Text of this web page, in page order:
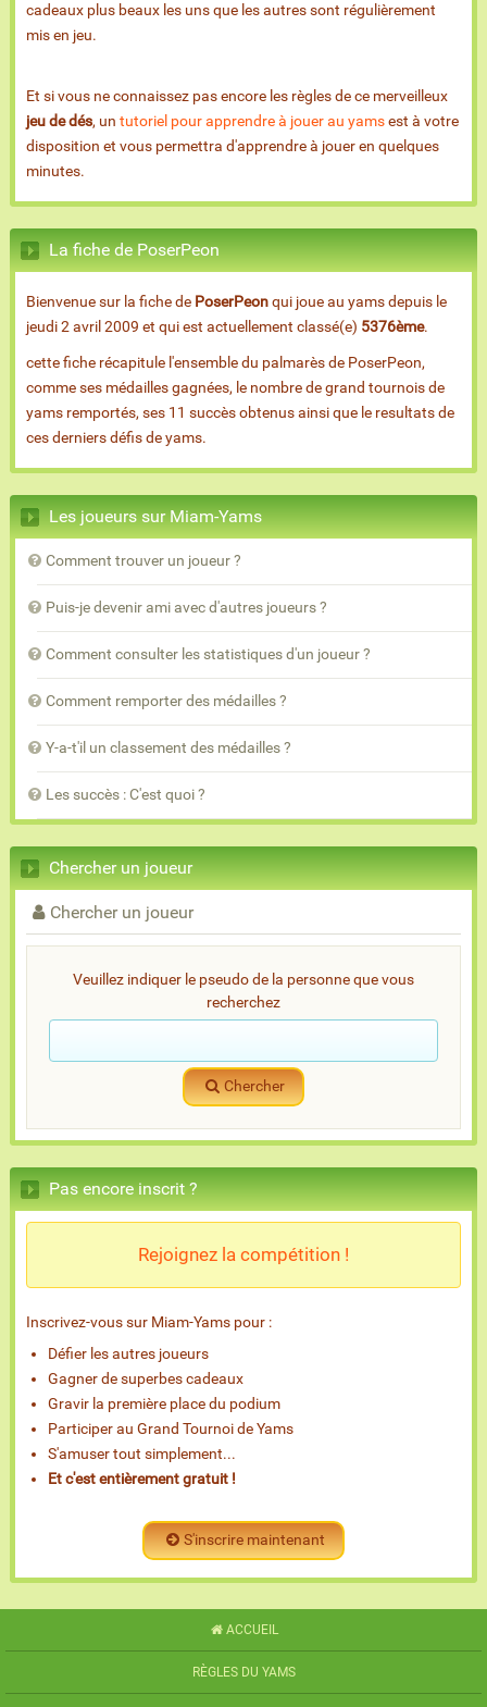
cadeaux plus beaux les uns que les autres sont régulièrement
mis en jeu.
Et si vous ne connaissez pas encore les règles de ce merveilleux
jeu de dés, un tutoriel pour apprendre à jouer au yamsest à votre
disposition et vous permettra d'apprendre à jouer en quelques
minutes.
La fiche de PoserPeon
Bienvenue sur la fiche de PoserPeonqui joue au yams depuis le
jeudi 2 avril 2009 et qui est actuellement classé(e) 5376ème.
cette fiche récapitule l'ensemble du palmarès de PoserPeon,
comme ses médailles gagnées, le nombre de grand tournois de
yams remportés, ses 11 succès obtenus ainsi que le resultats de
ces derniers défis de yams.
Les joueurs sur Miam-Yams
Comment trouver un joueur ?
Puis-je devenir ami avec d'autres joueurs ?
Comment consulter les statistiques d'un joueur ?
Comment remporter des médailles ?
Y-a-t'il un classement des médailles ?
Les succès : C'est quoi ?
Chercher un joueur
Chercher un joueur
Veuillez indiquer le pseudo de la personne que vous
recherchez
Chercher
Pas encore inscrit ?
Rejoignez la compétition !
Inscrivez-vous sur Miam-Yams pour :
Défier les autres joueurs
Gagner de superbes cadeaux
Gravir la première place du podium
Participer au Grand Tournoi de Yams
S'amuser tout simplement...
Et c'est entièrement gratuit !
S'inscrire maintenant
ACCUEIL
RÈGLES DU YAMS